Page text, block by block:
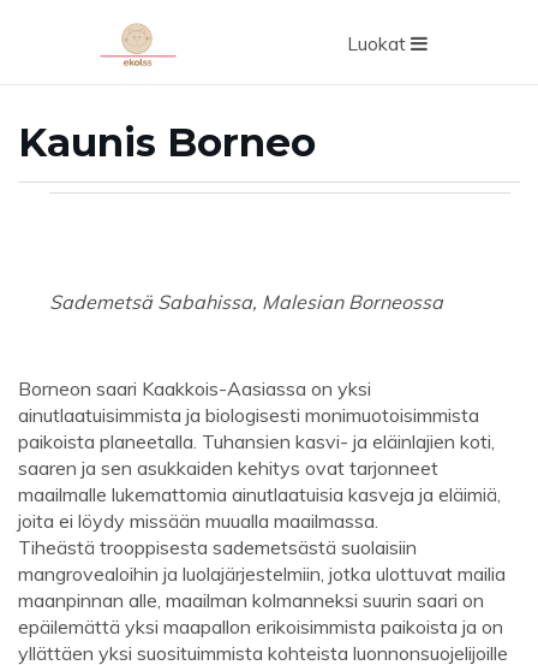
Luokat
Kaunis Borneo
Sademetsä Sabahissa, Malesian Borneossa
Borneon saari Kaakkois-Aasiassa on yksi
ainutlaatuisimmista ja biologisesti monimuotoisimmista
paikoista planeetalla. Tuhansien kasvi- ja eläinlajien koti,
saaren ja sen asukkaiden kehitys ovat tarjonneet
maailmalle lukemattomia ainutlaatuisia kasveja ja eläimiä,
joita ei löydy missään muualla maailmassa.
Tiheästä trooppisesta sademetsästä suolaisiin
mangrovealoihin ja luolajärjestelmiin, jotka ulottuvat mailia
maanpinnan alle, maailman kolmanneksi suurin saari on
epäilemättä yksi maapallon erikoisimmista paikoista ja on
yllättäen yksi suosituimmista kohteista luonnonsuojelijoille